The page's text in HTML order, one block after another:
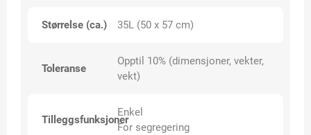
Størrelse (ca.) 35L (50 x 57 cm)
Toleranse
Opptil 10% (dimensjoner, vekter,
vekt)
Tilleggsfunksjoner
Enkel
For segregering